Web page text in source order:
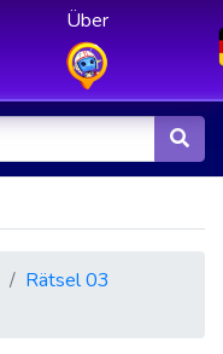
Über
Rätsel 03